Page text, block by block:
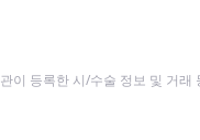
이 등록한 시/수술 정보 및 거래